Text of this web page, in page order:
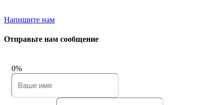
Напишите нам
Отправьте нам сообщение
0%